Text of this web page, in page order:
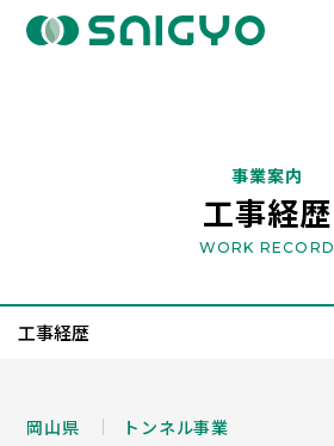
事業案内
工事経歴
WORK RECORD
岡山県 トンネル事業